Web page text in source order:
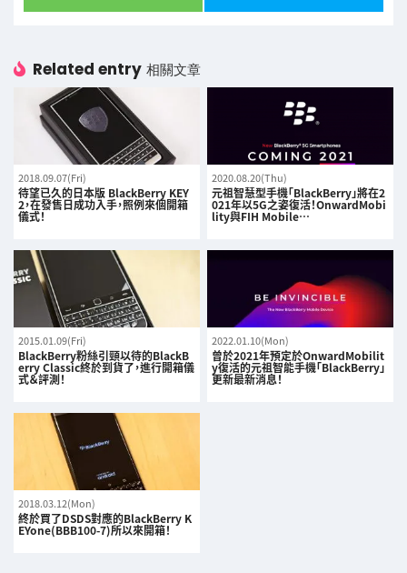
Related entry 相關文章
2018.09.07(Fri)
待望已久的日本版 BlackBerry KEY
2，在發售日成功入手，照例來個開箱
儀式！
2020.08.20(Thu)
元祖智慧型手機「BlackBerry」將在2
021年以5G之姿復活！OnwardMobi
lity與FIH Mobile…
2015.01.09(Fri)
BlackBerry粉絲引頸以待的BlackB
erry Classic終於到貨了，進行開箱儀
式＆評測！
2022.01.10(Mon)
曾於2021年預定於OnwardMobilit
y復活的元祖智能手機「BlackBerry」
更新最新消息！
2018.03.12(Mon)
終於買了DSDS對應的BlackBerry K
EYone(BBB100-7)所以來開箱！